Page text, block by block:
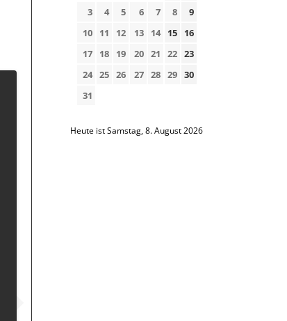
3
4 5 6 7 8
9
10
11 12 13 14 15
16
17
18 19 20 21 22 23
24 25 26 27 28 29 30
31
Heute ist Samstag, 8. August 2026